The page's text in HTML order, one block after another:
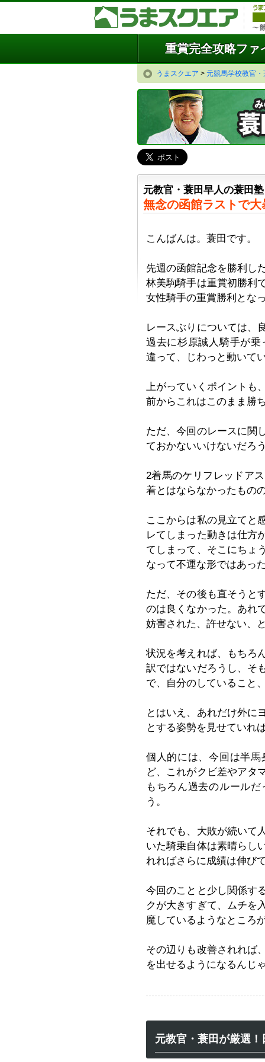
重賞完全攻略ファ
うまスクエア > 元競馬学校教官
元教官・蓑田早人の蓑田塾
無念の函館ラストで
こんばんは。蓑田です。
先週の函館記念を勝利し
林美駒騎手は重賞初勝利
女性騎手の重賞勝利とな
レースぶりについては、
過去に杉原誠人騎手が
違って、じわっと動いて
上がっていくポイントも
前からこれはこのまま勝
ただ、今回のレースに関
ておかないいけないだろ
2着馬のケリフレッドア
着とはならなかったもの
ここからは私の見立てと
レてしまった動きは仕方
てしまって、そこにちょ
なって不運な形ではあっ
ただ、その後も直そうと
のは良くなかった。あれ
妨害された、許せない、
状況を考えれば、もちろ
訳ではないだろうし、そ
で、自分のしていること
とはいえ、あれだけ外に
とする姿勢を見せていれ
個人的には、今回は半
ど、これがクビ差やアタ
もちろん過去のルール
う。
それでも、大敗が続いて
いた騎乗自体は素晴らし
れればさらに成績は伸び
今回のことと少し関係す
クが大きすぎて、ムチを
魔しているようなところ
その辺りも改善されれば
を出せるようになるんじ
元教官・蓑田が厳選